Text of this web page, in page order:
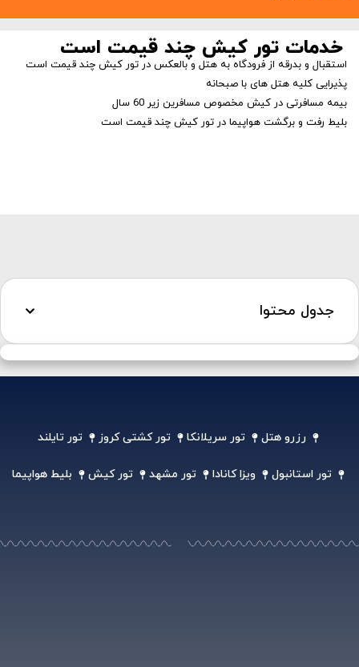
خدمات تور کیش چند قیمت است
استقبال و بدرقه از فرودگاه به هتل و بالعکس در تور کیش چند قیمت است
پذیرایی کلیه هتل های با صبحانه
بیمه مسافرتی در کیش مخصوص مسافرین زیر 60 سال
بلیط رفت و برگشت هواپیما در تور کیش چند قیمت است
جدول محتوا
رزرو هتل تور سریلانکا تور کشتی کروز تور تایلند
تور استانبول ویزا کانادا تور مشهد تور کیش بلیط هواپیما